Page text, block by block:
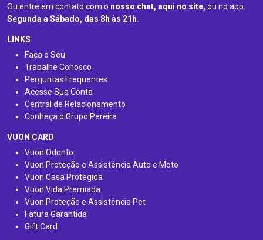
Ou entre em contato com o nosso chat, aqui no site, ou no app.
Segunda a Sábado, das 8h às 21h.
LINKS
Faça o Seu
Trabalhe Conosco
Perguntas Frequentes
Acesse Sua Conta
Central de Relacionamento
Conheça o Grupo Pereira
VUON CARD
Vuon Odonto
Vuon Proteção e Assistência Auto e Moto
Vuon Casa Protegida
Vuon Vida Premiada
Vuon Proteção e Assistência Pet
Fatura Garantida
Gift Card